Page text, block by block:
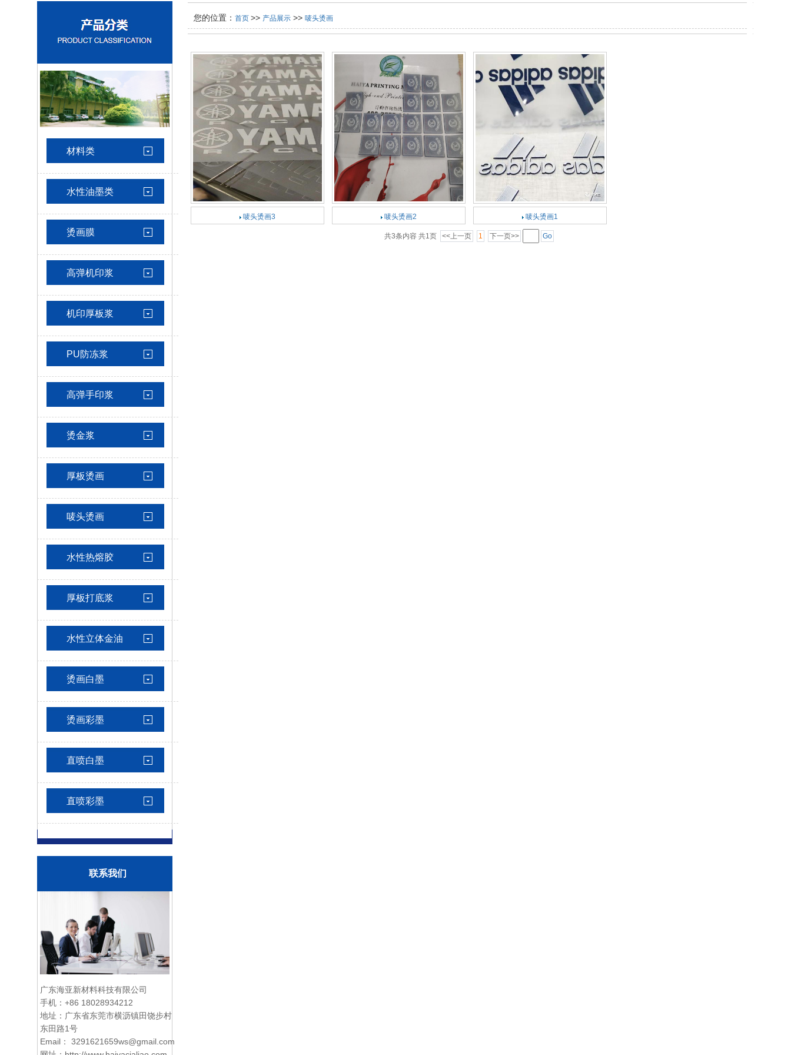
水性立体金油
烫画白墨
烫画彩墨
直喷白墨
材料类
水性油墨类
烫画膜
高弹机印浆
机印厚板浆
PU防冻浆
高弹手印浆
烫金浆
厚板烫画
唛头烫画
水性热熔胶
厚板打底浆
水性立体金油
烫画白墨
烫画彩墨
直喷白墨
直喷彩墨
联系我们
广东海亚新材料科技有限公司
手机： +86 18028934212
地址：广东省东莞市横沥镇田饶步村
东田路1号
Email： 3291621659ws@gmail.com
您的位置： 首页 >> 产品展示>> 唛头烫画
唛头烫画3 唛头烫画2 唛头烫画1
共3条内容 共1页 <<上一页 1 下一页>> Go